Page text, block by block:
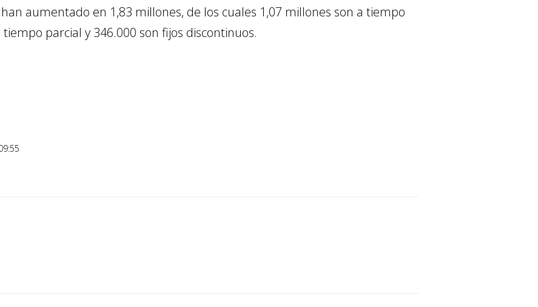
aumentado en 1,83 millones, de los cuales 1,07 millones son a tiempo
parcial y 346.000 son fijos discontinuos.